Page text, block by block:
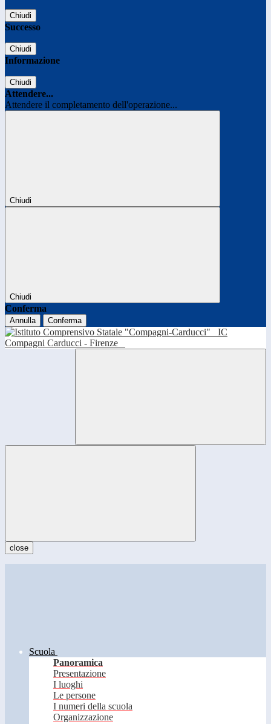
Chiudi
Successo
Chiudi
Informazione
Chiudi
Attendere...
Attendere il completamento dell'operazione...
Chiudi
Chiudi
Conferma
Annulla Conferma
IC
Compagni Carducci - Firenze
close
Scuola
Panoramica
Presentazione
I luoghi
Le persone
I numeri della scuola
Organizzazione